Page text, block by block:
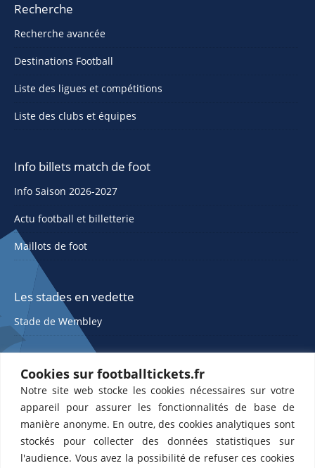
Cookies sur footballtickets.fr
Notre site web stocke les cookies nécessaires sur votre
appareil pour assurer les fonctionnalités de base de
manière anonyme. En outre, des cookies analytiques sont
stockés pour collecter des données statistiques sur
l'audience. Vous avez la possibilité de refuser ces cookies
Recherche
Recherche avancée
Destinations Football
Liste des ligues et compétitions
Liste des clubs et équipes
Info billets match de foot
Info Saison 2026-2027
Actu football et billetterie
Maillots de foot
Les stades en vedette
Stade de Wembley
ETTS 365 SL, Rambla de Catalunya 38, 8, 1, 08007 Barcelone, Espagne |